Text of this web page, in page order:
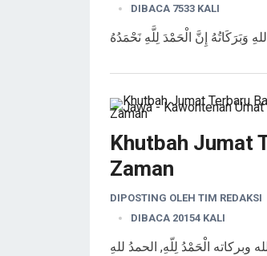
DIBACA 7533 KALI
Khutbah Jumat
Zaman
DIPOSTING OLEH TIM REDAKSI
DIBACA 20154 KALI